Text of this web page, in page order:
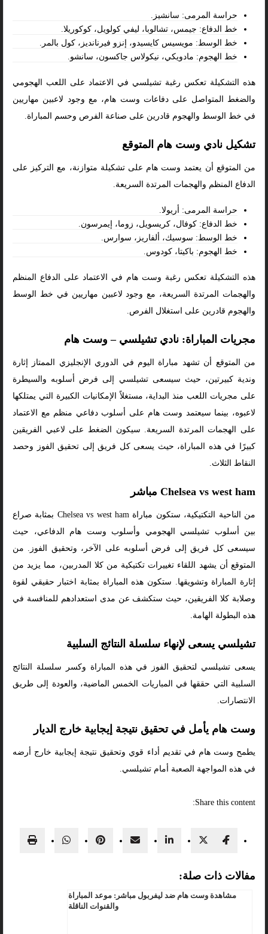
حراسة المرمى: سانشيز.
خط الدفاع: جيمس، تشالوبا، ليفي كولويل، كوكوريلا.
خط الوسط: مويسيس كايسيدو، إنزو فيرنانديز، كول بالمر.
خط الهجوم: مادويكي، نيكولاس جاكسون، سانشو.
هذه التشكيلة تعكس رغبة تشيلسي في الاعتماد على اللعب الهجومي
والضغط المتواصل على دفاعات وست هام، مع وجود لاعبين مهاريين
في خط الوسط والهجوم قادرين على صناعة الفرص وحسم المباراة.
تشكيل نادي وست هام المتوقع
من المتوقع أن يعتمد وست هام على تشكيلة متوازنة، مع التركيز على
الدفاع المنظم والهجمات المرتدة السريعة.
حراسة المرمى: أريولا.
خط الدفاع: كوفال، كريسويل، زوما، إيمرسون.
خط الوسط: سوسيك، ألفاريز، سوارس.
خط الهجوم: باكيتا، كودوس.
هذه التشكيلة تعكس رغبة وست هام في الاعتماد على الدفاع المنظم
والهجمات المرتدة السريعة، مع وجود لاعبين مهاريين في خط الوسط
والهجوم قادرين على استغلال الفرص.
مجريات المباراة: نادي تشيلسي – وست هام
من المتوقع أن تشهد مباراة اليوم في الدوري الإنجليزي الممتاز إثارة
وندية كبيرتين، حيث سيسعى تشيلسي إلى فرض أسلوبه والسيطرة
على مجريات اللعب منذ البداية، مستغلاً الإمكانيات الكبيرة التي يمتلكها
لاعبوه، بينما سيعتمد وست هام على أسلوب دفاعي منظم مع الاعتماد
على الهجمات المرتدة السريعة. سيكون الضغط على لاعبي الفريقين
كبيرًا في هذه المباراة، حيث يسعى كل فريق إلى تحقيق الفوز وحصد
النقاط الثلاث.
Chelsea vs west ham مباشر
من الناحية التكتيكية، ستكون مباراة Chelsea vs west ham بمثابة صراع
بين أسلوب تشيلسي الهجومي وأسلوب وست هام الدفاعي، حيث
سيسعى كل فريق إلى فرض أسلوبه على الآخر، وتحقيق الفوز. من
المتوقع أن يشهد اللقاء تغييرات تكتيكية من كلا المدربين، مما يزيد من
إثارة المباراة وتشويقها. ستكون هذه المباراة بمثابة اختبار حقيقي لقوة
وصلابة كلا الفريقين، حيث ستكشف عن مدى استعدادهم للمنافسة في
هذه البطولة الهامة.
تشيلسي يسعى لإنهاء سلسلة النتائج السلبية
يسعى تشيلسي لتحقيق الفوز في هذه المباراة وكسر سلسلة النتائج
السلبية التي حققها في المباريات الخمس الماضية، والعودة إلى طريق
الانتصارات.
وست هام يأمل في تحقيق نتيجة إيجابية خارج الديار
يطمح وست هام في تقديم أداء قوي وتحقيق نتيجة إيجابية خارج أرضه
في هذه المواجهة الصعبة أمام تشيلسي.
Share this content:
مفالات ذات صلة:
مشاهدة وست هام ضد ليفربول مباشر: موعد المباراة
والقنوات الناقلة